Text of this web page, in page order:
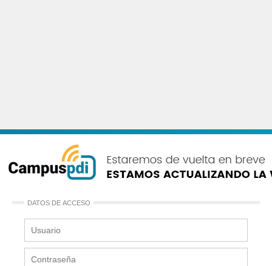
DATOS DE ACCESO